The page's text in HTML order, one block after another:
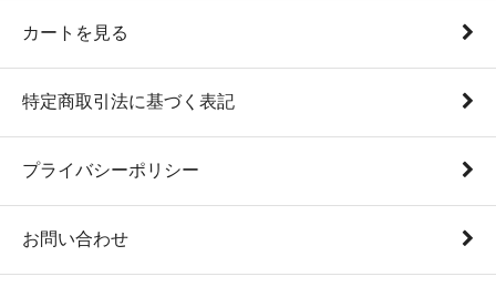
カートを見る
特定商取引法に基づく表記
プライバシーポリシー
お問い合わせ